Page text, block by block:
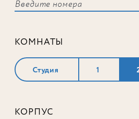
КОМНАТЫ
Студия 1
КОРПУС
соответствует ни